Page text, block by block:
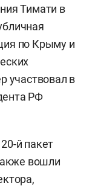
Тимати в
по Крыму и
участвовал в
РФ
20-й пакет
вошли